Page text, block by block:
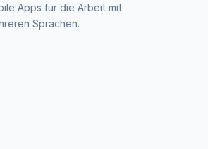
Apps für die Arbeit mit
Sprachen.